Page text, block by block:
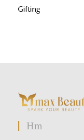
Gifting
Hm